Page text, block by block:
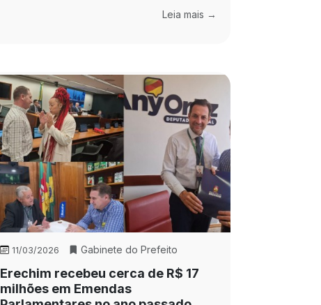
Leia mais →
11/03/2026 Gabinete do Prefeito
Erechim recebeu cerca de R$ 17
milhões em Emendas